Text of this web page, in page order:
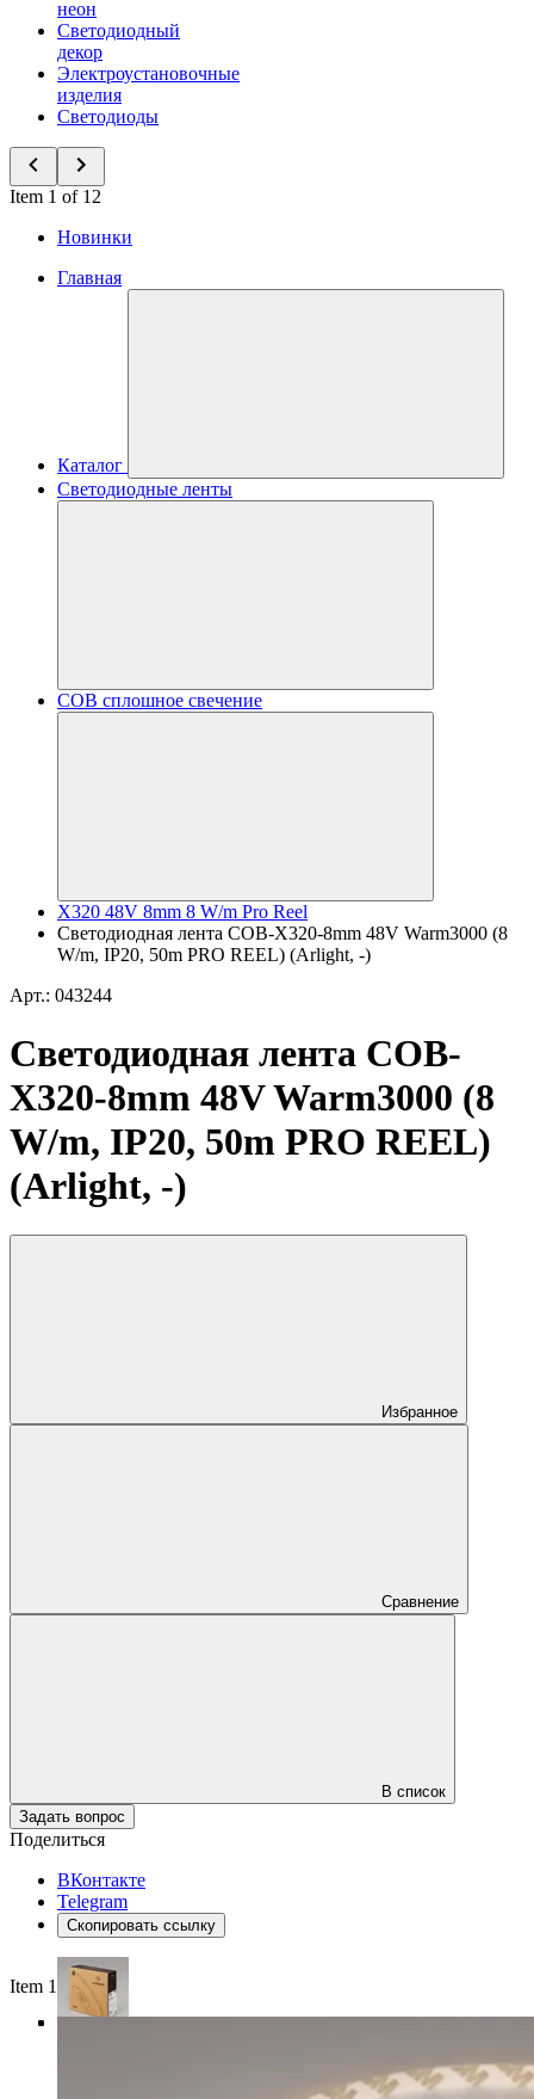
неон
Светодиодный
декор
Электроустановочные
изделия
Светодиоды
Item 1 of 12
Новинки
Главная
Каталог
Светодиодные ленты
COB сплошное свечение
X320 48V 8mm 8 W/m Pro Reel
Светодиодная лента COB-X320-8mm 48V Warm3000 (8
W/m, IP20, 50m PRO REEL) (Arlight, -)
Арт.: 043244
Светодиодная лента COB-
X320-8mm 48V Warm3000 (8
W/m, IP20, 50m PRO REEL)
(Arlight, -)
Избранное
Сравнение
В список
Задать вопрос
Поделиться
ВКонтакте
Telegram
Скопировать ссылку
Item 1 of 4